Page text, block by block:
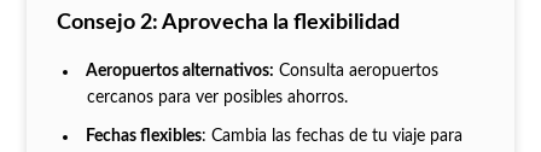
Consejo 2: Aprovecha la flexibilidad
Aeropuertos alternativos: Consulta aeropuertos
cercanos para ver posibles ahorros.
Fechas flexibles: Cambia las fechas de tu viaje para